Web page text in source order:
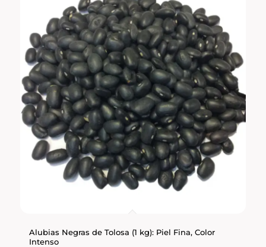
Alubias Negras de Tolosa (1 kg): Piel Fina, Color
Intenso